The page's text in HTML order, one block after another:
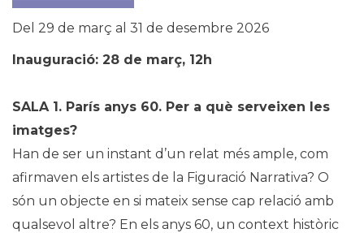
Del 29 de març al 31 de desembre 2026
Inauguració: 28 de març, 12h
SALA 1. París anys 60. Per a què serveixen les
imatges?
Han de ser un instant d’un relat més ample, com
afirmaven els artistes de la Figuració Narrativa? O
són un objecte en si mateix sense cap relació amb
qualsevol altre? En els anys 60, un context històric